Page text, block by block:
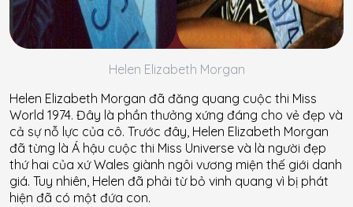
Helen Elizabeth Morgan
Helen Elizabeth Morgan đã đăng quang cuộc thi Miss
World 1974. Đây là phần thưởng xứng đáng cho vẻ đẹp và
cả sự nỗ lực của cô. Trước đây, Helen Elizabeth Morgan
đã từng là Á hậu cuộc thi Miss Universe và là người đẹp
thứ hai của xứ Wales giành ngôi vương miện thế giới danh
giá. Tuy nhiên, Helen đã phải từ bỏ vinh quang vì bị phát
hiện đã có một đứa con.